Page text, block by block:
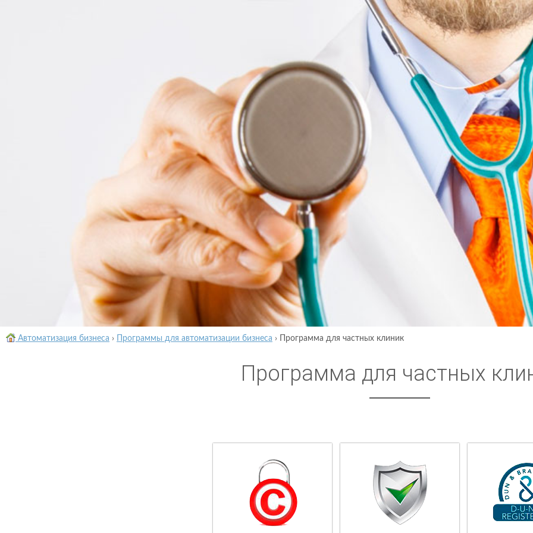
Автоматизация бизнеса › Программы для автоматизации бизнеса › Программа для частных клиник
Программа для частных